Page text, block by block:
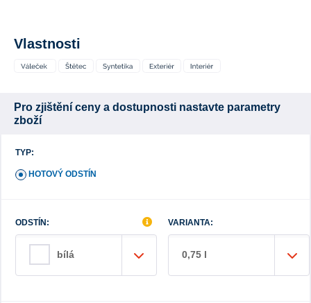
Vlastnosti
Pro zjištění ceny a dostupnosti nastavte parametry
zboží
TYP:
HOTOVÝ ODSTÍN
ODSTÍN:
bílá
VARIANTA:
0,75 l